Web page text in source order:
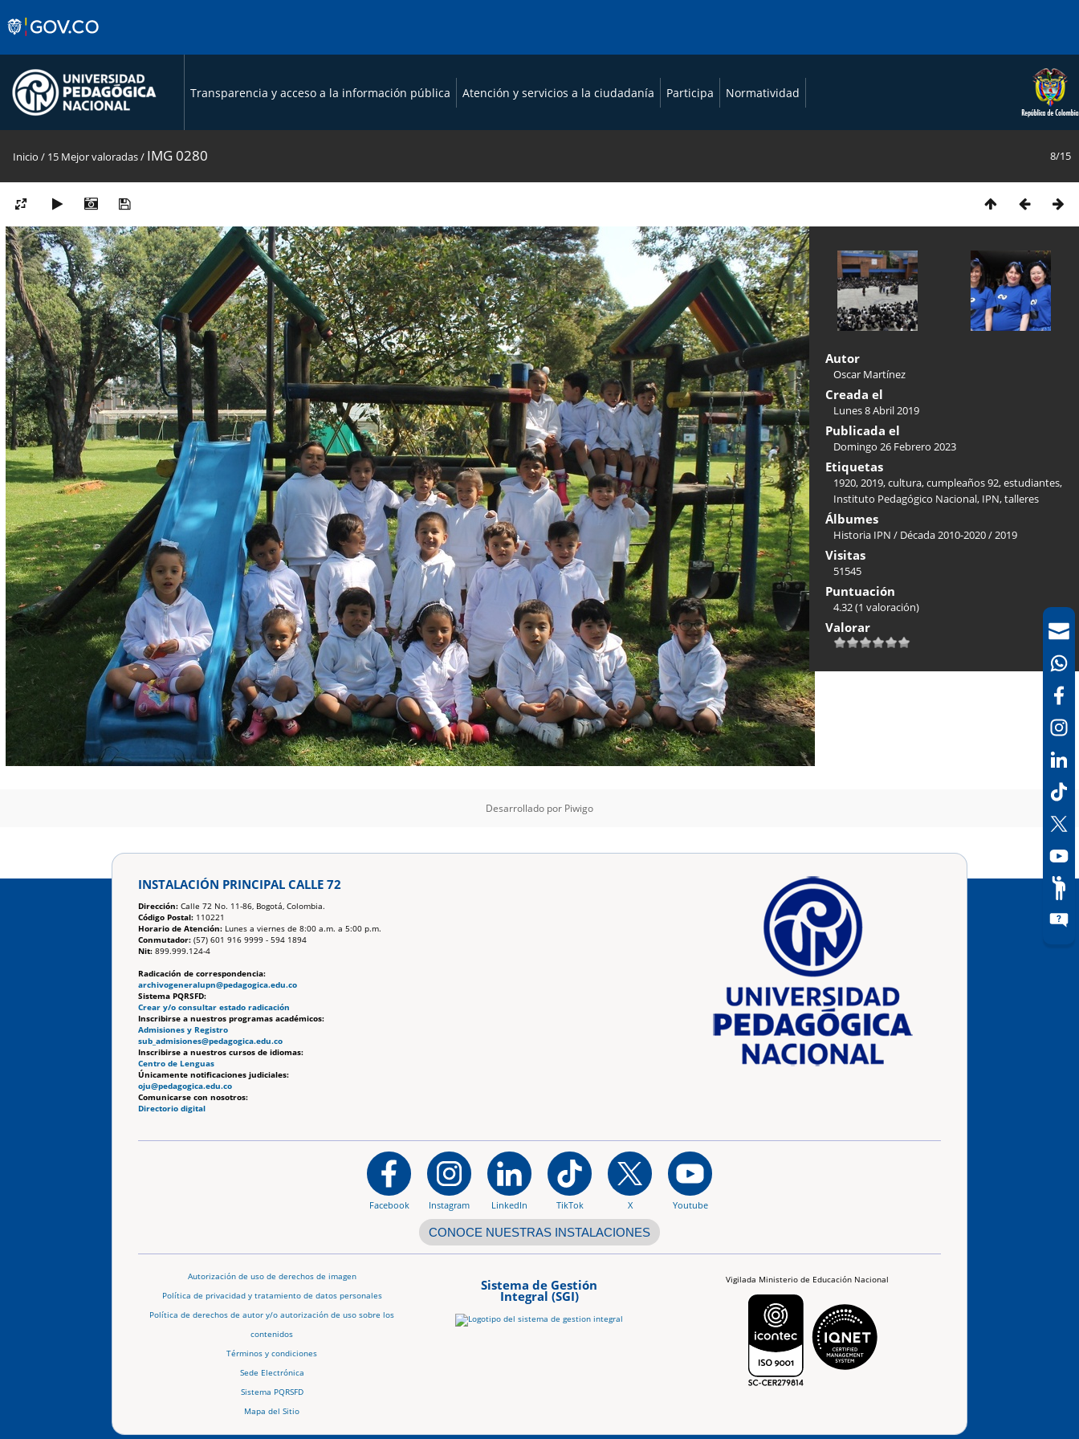
Transparencia y acceso a la información pública Atención y servicios a la ciudadanía Participa Normatividad
8/15
Inicio / 15 Mejor valoradas/ IMG 0280
Autor
Oscar Martínez
Creada el
Lunes 8 Abril 2019
Publicada el
Domingo 26 Febrero 2023
Etiquetas
1920,2019,cultura,cumpleaños 92,estudiantes,
Instituto Pedagógico Nacional, IPN,talleres
Álbumes
Historia IPN / Década 2010-2020/2019
Visitas
51545
Puntuación
4.32(1 valoración)
Valorar
Desarrollado por Piwigo
INSTALACIÓN PRINCIPAL CALLE 72
Dirección: Calle 72 No. 11-86, Bogotá, Colombia.
Código Postal: 110221
Horario de Atención: Lunes a viernes de 8:00 a.m. a 5:00 p.m.
Conmutador: (57) 601 916 9999 - 594 1894
Nit: 899.999.124-4
Radicación de correspondencia:
archivogeneralupn@pedagogica.edu.co
Sistema PQRSFD:
Crear y/o consultar estado radicación
Inscribirse a nuestros programas académicos:
Admisiones y Registro
sub_admisiones@pedagogica.edu.co
Inscribirse a nuestros cursos de idiomas:
Centro de Lenguas
Únicamente notificaciones judiciales:
oju@pedagogica.edu.co
Comunicarse con nosotros:
Directorio digital
Facebook Instagram LinkedIn TikTok X Youtube
CONOCE NUESTRAS INSTALACIONES
Autorización de uso de derechos de imagen
Política de privacidad y tratamiento de datos personales
Política de derechos de autor y/o autorización de uso sobre los
contenidos
Términos y condiciones
Sede Electrónica
Sistema PQRSFD
Mapa del Sitio
Sistema de Gestión
Integral (SGI)
Vigilada Ministerio de Educación Nacional